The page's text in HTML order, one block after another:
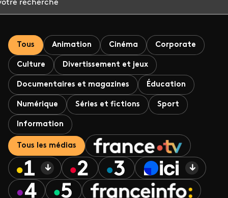
Tous Animation Cinéma Corporate
Culture Divertissement et jeux
Documentaires et magazines Éducation
Numérique Séries et fictions Sport
Information
Tous les médias